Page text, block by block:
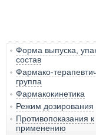
Форма выпуска,
состав
Фармако-
группа
Фармакокинетика
Режим дозирования
Противопоказания к
применению